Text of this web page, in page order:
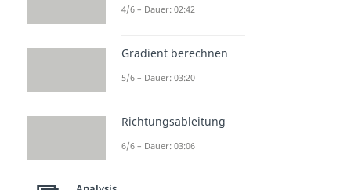
4/6 – Dauer: 02:42
Gradient berechnen
5/6 – Dauer: 03:20
Richtungsableitung
6/6 – Dauer: 03:06